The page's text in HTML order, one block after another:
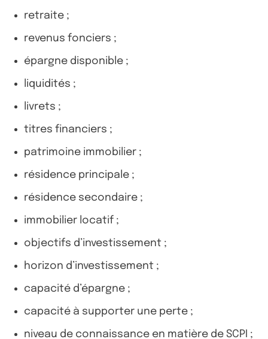
retraite ;
revenus fonciers ;
épargne disponible ;
liquidités ;
livrets ;
titres financiers ;
patrimoine immobilier ;
résidence principale ;
résidence secondaire ;
immobilier locatif ;
objectifs d’investissement ;
horizon d’investissement ;
capacité d’épargne ;
capacité à supporter une perte ;
niveau de connaissance en matière de SCPI ;